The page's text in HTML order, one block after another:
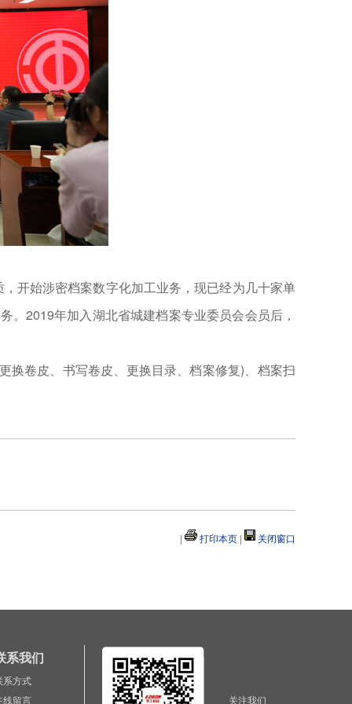
开始涉密档案数字化加工业务，现已经为几十家单
2019年加入湖北省城建档案专业委员会会员后，
换卷皮、书写卷皮、更换目录、档案修复)、档案扫
| 打印本页 | 关闭窗口
系我们
系方式
线留言
关注我们